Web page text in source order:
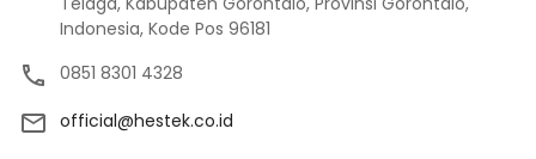
Indonesia, Kode Pos 96181
0851 8301 4328
official@hestek.co.id